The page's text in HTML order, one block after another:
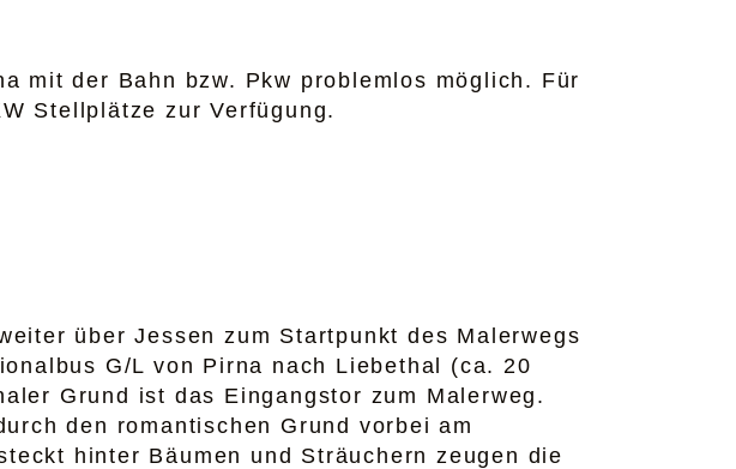
mit der Bahn bzw. Pkw problemlos möglich. Für
Stellplätze zur Verfügung.
über Jessen zum Startpunkt des Malerwegs
G/L von Pirna nach Liebethal (ca. 20
Grund ist das Eingangstor zum Malerweg.
den romantischen Grund vorbei am
hinter Bäumen und Sträuchern zeugen die